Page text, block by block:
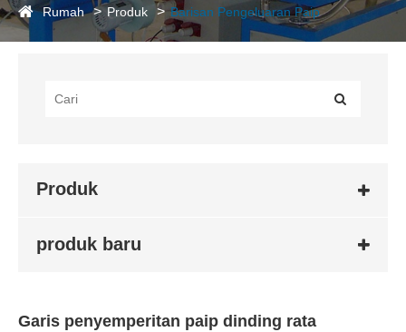
Rumah Produk Barisan Pengeluaran Paip
Produk
produk baru
Garis penyemperitan paip dinding rata